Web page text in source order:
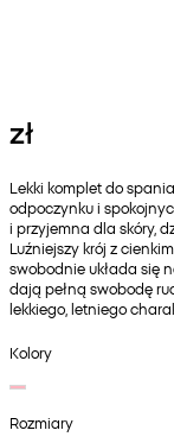
zł
Lekki komplet do
odpoczynku i
i przyjemna dla skóry,
Luźniejszy krój z
swobodnie układa się
dają pełną swobodę
lekkiego, letniego
Kolory
Rozmiary